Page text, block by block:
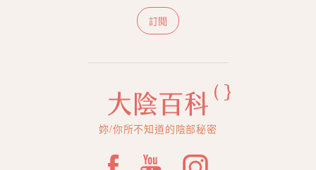
訂閱
妳/你所不知道的陰部秘密